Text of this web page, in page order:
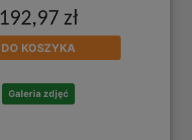
192,97 zł
DO KOSZYKA
Galeria zdjęć